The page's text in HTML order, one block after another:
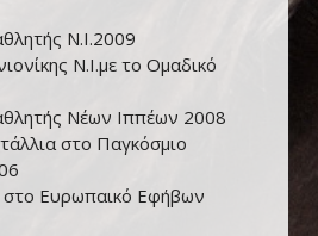
Ν.Ι.2009
Ν.Ι.με το Ομαδικό
Νέων Ιππέων 2008
στο Παγκόσμιο
στο Ευρωπαικό Εφήβων